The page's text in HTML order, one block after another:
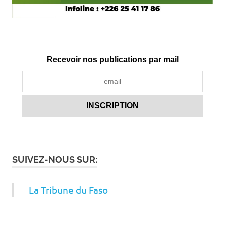
Recevoir nos publications par mail
SUIVEZ-NOUS SUR:
La Tribune du Faso